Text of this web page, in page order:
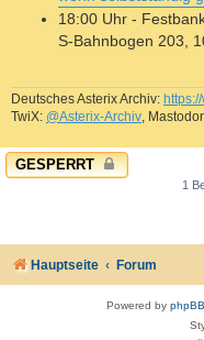
18:00 Uhr -
S-Bahnbogen 203,
Deutsches Asterix Archiv:
TwiX: @Asterix-Archiv,
GESPERRT
1
Hauptseite Forum
Powered by phpBB